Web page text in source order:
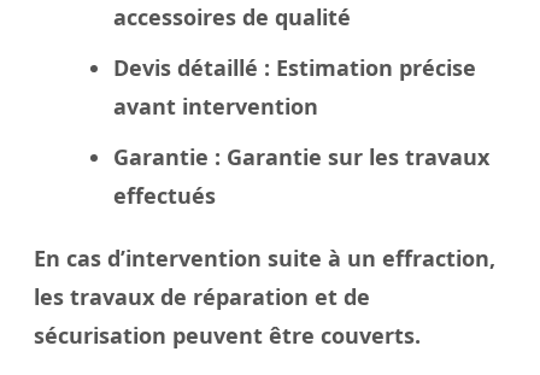
accessoires de qualité
Devis détaillé : Estimation précise
avant intervention
Garantie : Garantie sur les travaux
effectués
En cas d’intervention suite à un effraction,
les travaux de réparation et de
sécurisation peuvent être couverts.